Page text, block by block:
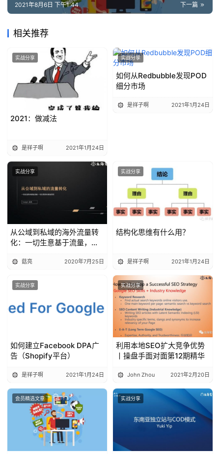
下一篇
2021年8月6日 下午1:44
相关推荐
实战分享
2021：做减法
是祥子啊 2021年1月24日
实战分享
如何从Redbubble发现POD
细分市场
是祥子啊 2021年1月24日
实战分享
从公域到私域的海外流量转
化：一切生意基于流量，一
操盘手Club分享精华
菇亮 2020年7月25日
实战分享
结构化思维有什么用？
是祥子啊 2021年1月24日
实战分享
如何建立Facebook DPA广
告（Shopify平台）
是祥子啊 2021年1月24日
实战分享
利用本地SEO扩大竞争优势
丨操盘手面对面第12期精华
John Zhou 2021年2月20日
会员精选文章 实战分享